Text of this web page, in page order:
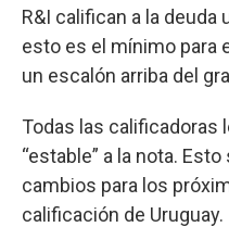
R&I califican a la deuda
esto es el mínimo para
un escalón arriba del
Todas las calificadoras
“estable” a la nota.
cambios para los
calificación de Uruguay.